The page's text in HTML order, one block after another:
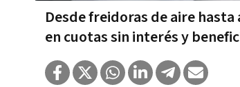
Desde freidoras de aire
en cuotas sin interés y